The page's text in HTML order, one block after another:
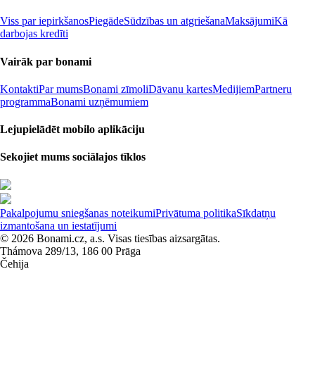
Viss par iepirkšanosPiegādeSūdzības un atgriešanaMaksājumiKā
darbojas kredīti
Vairāk par bonami
KontaktiPar mumsBonami zīmoliDāvanu kartesMedijiemPartneru
programmaBonami uzņēmumiem
Lejupielādēt mobilo aplikāciju
Sekojiet mums sociālajos tīklos
Pakalpojumu sniegšanas noteikumiPrivātuma politikaSīkdatņu
izmantošana un iestatījumi
© 2026 Bonami.cz, a.s. Visas tiesības aizsargātas.
Thámova 289/13, 186 00 Prāga
Čehija